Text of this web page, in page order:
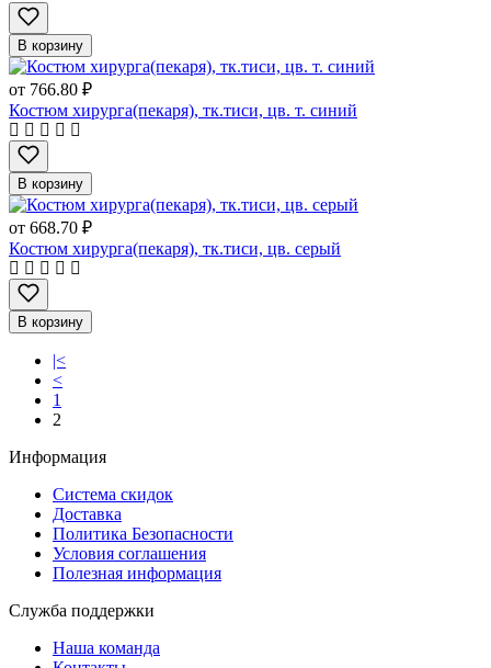
В корзину
от 766.80 ₽
Костюм хирурга(пекаря), тк.тиси, цв. т. синий
В корзину
от 668.70 ₽
Костюм хирурга(пекаря), тк.тиси, цв. серый
В корзину
|<
<
1
2
Информация
Система скидок
Доставка
Политика Безопасности
Условия соглашения
Полезная информация
Служба поддержки
Наша команда